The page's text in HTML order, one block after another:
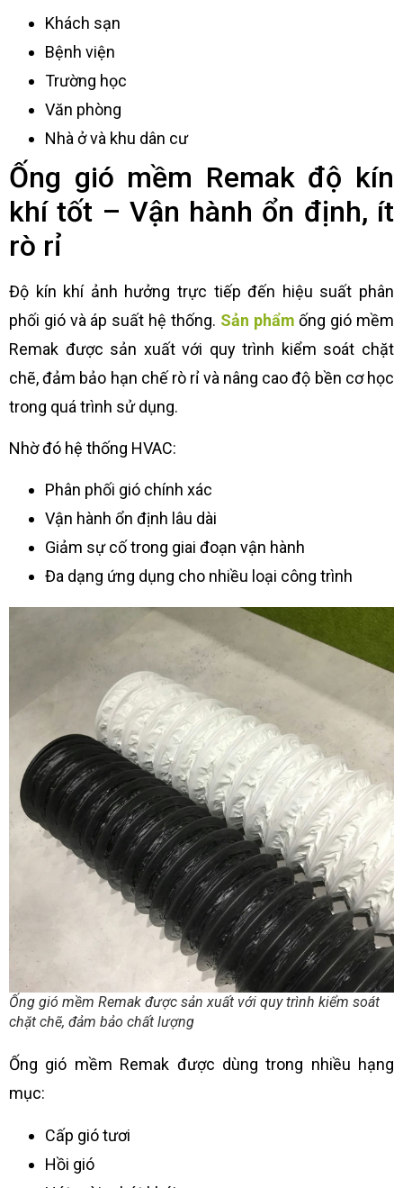
Khách sạn
Bệnh viện
Trường học
Văn phòng
Nhà ở và khu dân cư
Ống gió mềm Remak độ kín
khí tốt – Vận hành ổn định, ít
rò rỉ
Độ kín khí ảnh hưởng trực tiếp đến hiệu suất phân
phối gió và áp suất hệ thống. Sản phẩm ống gió mềm
Remak được sản xuất với quy trình kiểm soát chặt
chẽ, đảm bảo hạn chế rò rỉ và nâng cao độ bền cơ học
trong quá trình sử dụng.
Nhờ đó hệ thống HVAC:
Phân phối gió chính xác
Vận hành ổn định lâu dài
Giảm sự cố trong giai đoạn vận hành
Đa dạng ứng dụng cho nhiều loại công trình
Ống gió mềm Remak được sản xuất với quy trình kiểm soát
chặt chẽ, đảm bảo chất lượng
Ống gió mềm Remak được dùng trong nhiều hạng
mục:
Cấp gió tươi
Hồi gió